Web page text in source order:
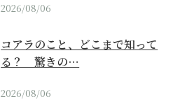
2026/08/06
コアラのこと、どこまで知って
る？ 驚きの…
2026/08/06